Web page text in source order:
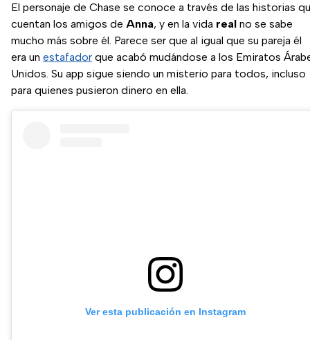
El personaje de Chase se conoce a través de las historias
cuentan los amigos de Anna, y en la vida real no se sabe
mucho más sobre él. Parece ser que al igual que su pareja él
era un estafador que acabó mudándose a los Emiratos
Unidos. Su app sigue siendo un misterio para todos, incluso
para quienes pusieron dinero en ella.
Ver esta publicación en Instagram